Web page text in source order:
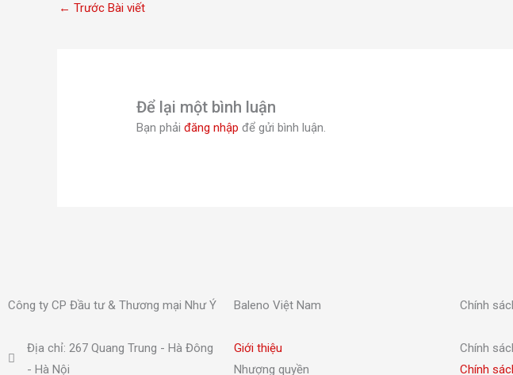
← Trước Bài viết
Để lại một bình luận
Bạn phảiđăng nhập để gửi bình luận.
Công ty CP Đầu tư & Thương mại Như Ý
Địa chỉ: 267 Quang Trung - Hà Đông
- Hà Nội
Baleno Việt Nam
Giới thiệu
Nhượng quyền
Chính
Chính
Chính